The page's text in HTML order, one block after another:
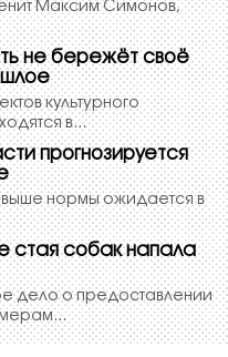
Максим Симонов,
не бережёт своё
культурного
в...
прогнозируется
нормы ожидается в
стая собак напала
дело о предоставлении
мерам...